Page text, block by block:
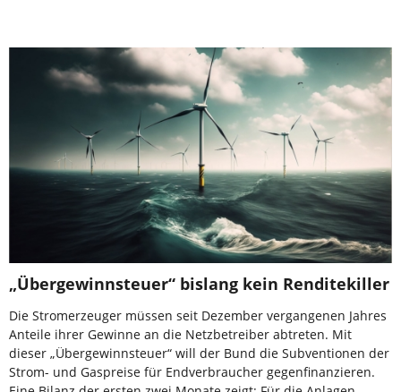
„Übergewinnsteuer“ bislang kein Renditekiller
Die Stromerzeuger müssen seit Dezember vergangenen Jahres
Anteile ihrer Gewinne an die Netzbetreiber abtreten. Mit
dieser „Übergewinnsteuer“ will der Bund die Subventionen der
Strom- und Gaspreise für Endverbraucher gegenfinanzieren.